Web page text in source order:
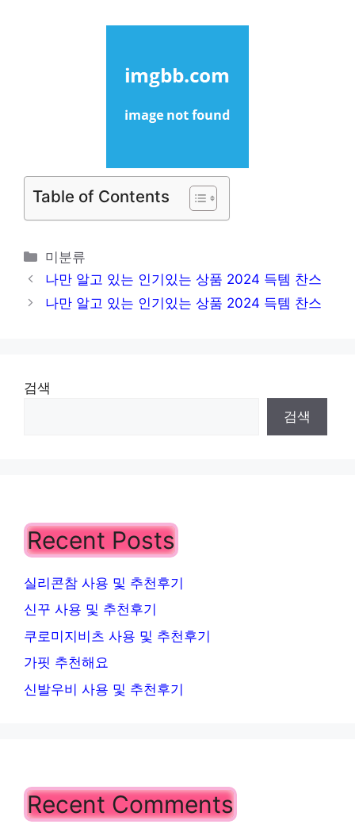
Table of Contents
카
테
고
리
미분류
나만 알고 있는 인기있는 상품 2024 득템 찬스
나만 알고 있는 인기있는 상품 2024 득템 찬스
검색
검색
Recent Posts
실리콘참 사용 및 추천후기
신꾸 사용 및 추천후기
쿠로미지비츠 사용 및 추천후기
가핏 추천해요
신발우비 사용 및 추천후기
Recent Comments